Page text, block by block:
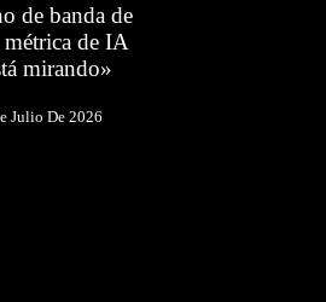
de banda de
de IA
mirando»
Julio De 2026